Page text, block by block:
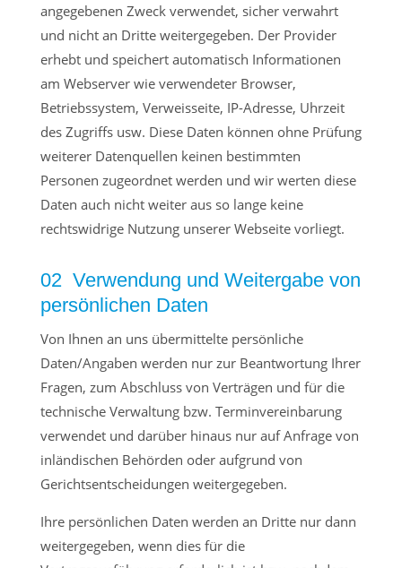
angegebenen Zweck verwendet, sicher verwahrt
und nicht an Dritte weitergegeben. Der Provider
erhebt und speichert automatisch Informationen
am Webserver wie verwendeter Browser,
Betriebssystem, Verweisseite, IP-Adresse, Uhrzeit
des Zugriffs usw. Diese Daten können ohne Prüfung
weiterer Datenquellen keinen bestimmten
Personen zugeordnet werden und wir werten diese
Daten auch nicht weiter aus so lange keine
rechtswidrige Nutzung unserer Webseite vorliegt.
02 Verwendung und Weitergabe von
persönlichen Daten
Von Ihnen an uns übermittelte persönliche
Daten/Angaben werden nur zur Beantwortung Ihrer
Fragen, zum Abschluss von Verträgen und für die
technische Verwaltung bzw. Terminvereinbarung
verwendet und darüber hinaus nur auf Anfrage von
inländischen Behörden oder aufgrund von
Gerichtsentscheidungen weitergegeben.
Ihre persönlichen Daten werden an Dritte nur dann
weitergegeben, wenn dies für die